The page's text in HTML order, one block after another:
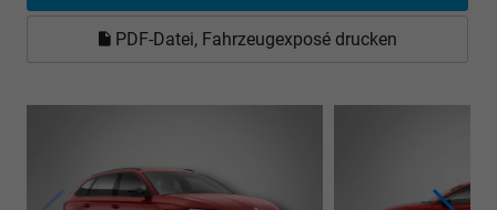
PDF-Datei, Fahrzeugexposé drucken